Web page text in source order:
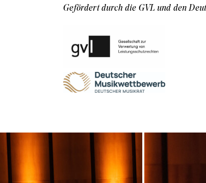
Gefördert durch die GVL und den